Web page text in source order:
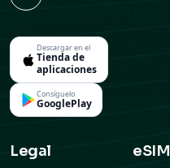
Descargar en el
Tienda de
aplicaciones
Consíguelo
GooglePlay
Legal eSIM